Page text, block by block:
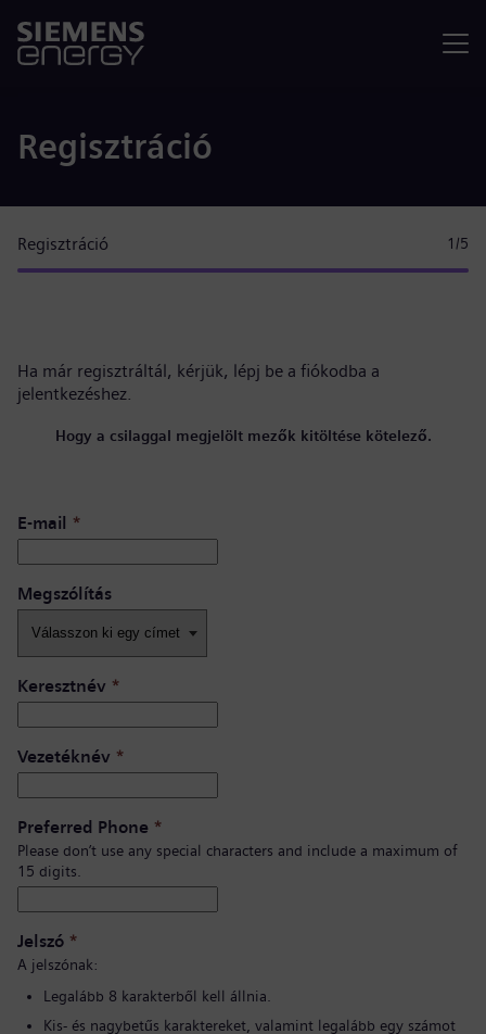
Regisztráció
Regisztráció 1 /5
Ha már regisztráltál, kérjük, lépj be a fiókodba a
jelentkezéshez.
Hogy a csilaggal megjelölt mezők kitöltése kötelező.
E-mail *
Megszólítás
Keresztnév *
Vezetéknév *
Preferred Phone *
Please don’t use any special characters and include a maximum of
15 digits.
Jelszó *
A jelszónak:
Legalább 8 karakterből kell állnia.
Kis- és nagybetűs karaktereket, valamint legalább egy számot